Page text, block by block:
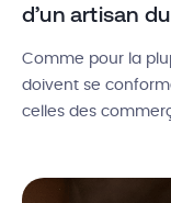
d’un artisan
Comme pour la
doivent se
celles des
régime fiscal ou